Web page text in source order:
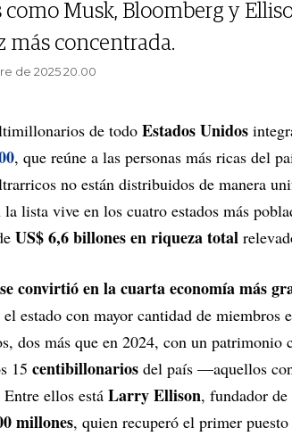
como Musk, Bloomberg y
más concentrada.
de 2025 20.00
de todo Estados Unidos
, que reúne a las personas más ricas del
no están distribuidos de manera
la lista vive en los cuatro estados más
US$ 6,6 billones en riqueza total
convirtió en la cuarta economía más
estado con mayor cantidad de miembros
dos más que en 2024, con un patrimonio
15 centibillonarios del país —aquellos
Entre ellos está Larry Ellison, fundador de
millones, quien recuperó el primer